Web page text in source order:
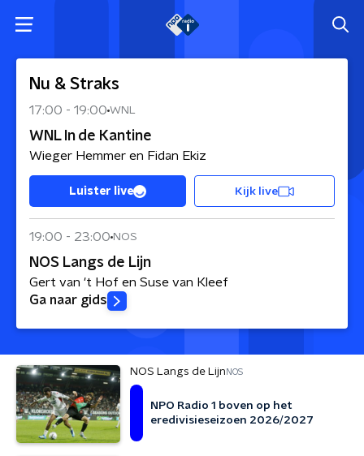
Nu & Straks
17:00 - 19:00 WNL
WNL In de Kantine
Wieger Hemmer en Fidan Ekiz
Luister live Kijk live
19:00 - 23:00 NOS
NOS Langs de Lijn
Gert van 't Hof en Suse van Kleef
Ga naar gids
NOS Langs de Lijn NOS
NPO Radio 1 boven op het
eredivisieseizoen 2026/2027